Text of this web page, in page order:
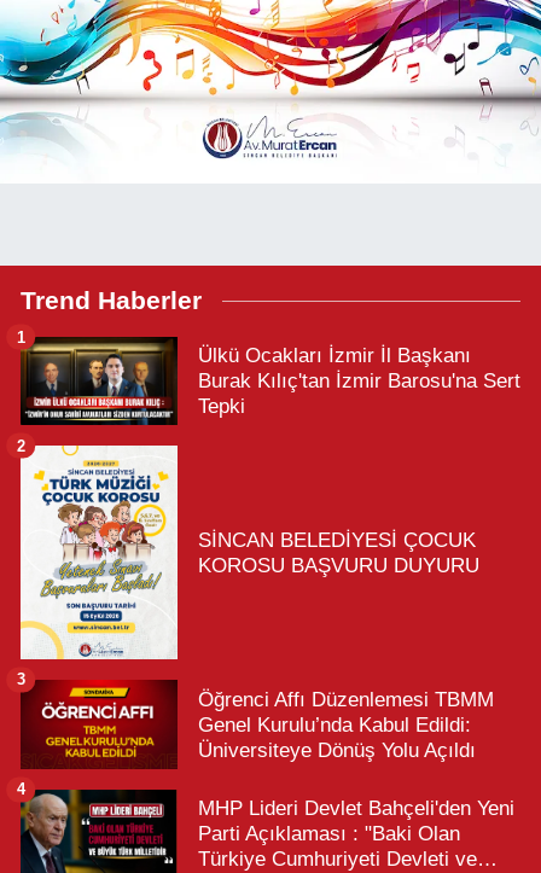
Trend Haberler
Ülkü Ocakları İzmir İl Başkanı
Burak Kılıç'tan İzmir Barosu'na Sert
Tepki
1
SİNCAN BELEDİYESİ ÇOCUK
KOROSU BAŞVURU DUYURU
2
Öğrenci Affı Düzenlemesi TBMM
Genel Kurulu’nda Kabul Edildi:
Üniversiteye Dönüş Yolu Açıldı
3
MHP Lideri Devlet Bahçeli'den Yeni
Parti Açıklaması : "Baki Olan
Türkiye Cumhuriyeti Devleti ve
4